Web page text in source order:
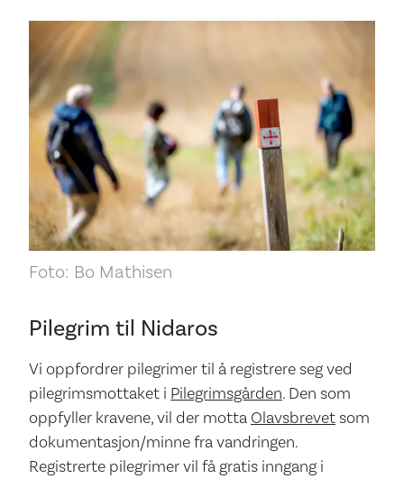
Foto: Bo Mathisen
Pilegrim til Nidaros
Vi oppfordrer pilegrimer til å registrere seg ved
pilegrimsmottaket i Pilegrimsgården. Den som
oppfyller kravene, vil der motta Olavsbrevetsom
dokumentasjon/minne fra vandringen.
Registrerte pilegrimer vil få gratis inngang i